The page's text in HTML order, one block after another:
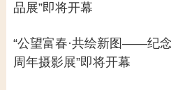
品展”即将开幕
“公望富春·共绘新图——纪
周年摄影展”即将开幕